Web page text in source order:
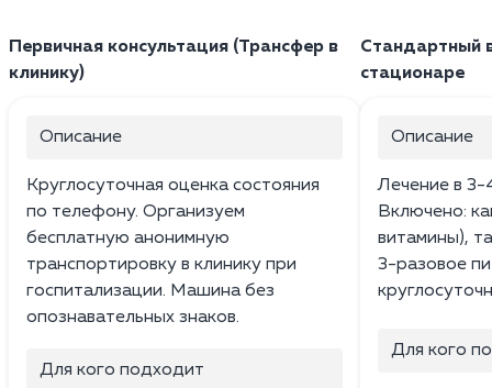
Первичная консультация (Трансфер в
клинику)
Описание
Круглосуточная оценка состояния
по телефону. Организуем
бесплатную анонимную
транспортировку в клинику при
госпитализации. Машина без
опознавательных знаков.
Для кого подходит
Стандартный
стационаре
Описание
Лечение в 3-
Включено:
витамины),
3-разовое
Для кого